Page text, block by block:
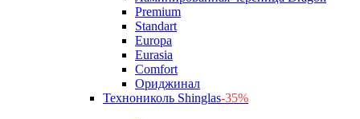
Premium
Standart
Europa
Eurasia
Comfort
Ориджинал
Технониколь Shinglas-35%